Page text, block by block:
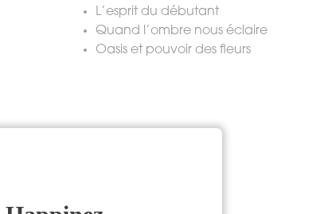
L’esprit du débutant
Quand l’ombre nous éclaire
Oasis et pouvoir des fleurs